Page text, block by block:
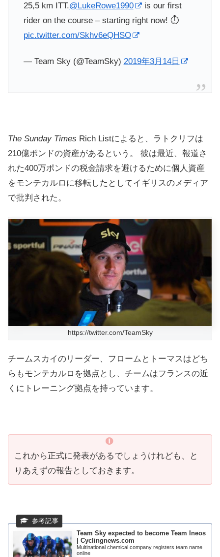
25,5 km ITT.@LukeRowe1990
is our first
rider on the course – starting right now! ⏱
pic.twitter.com/Skhv6eQHSO
— Team Sky (@TeamSky) 2019年3月14日
The Sunday Times Rich Listによると、ラトクリフは
210億ポンドの資産があるという。
彼は最近、報道さ
れた400万ポンドの税金請求を避けるために個人資産
をモンテカルロに移転したとしてイギリスのメディア
で批判された。
https://twitter.com/TeamSky
チームスカイのリーダー、フロームとトーマスはどち
らもモンテカルロを拠点とし、チームはフランスの近
くにトレーニング拠点を持っています。
これから正式に発表があるでしょうけれども、と
りあえずの報告としておきます。
Team Sky expected to become Team Ineos
| Cyclingnews.com
Multinational chemical company registers team name
online